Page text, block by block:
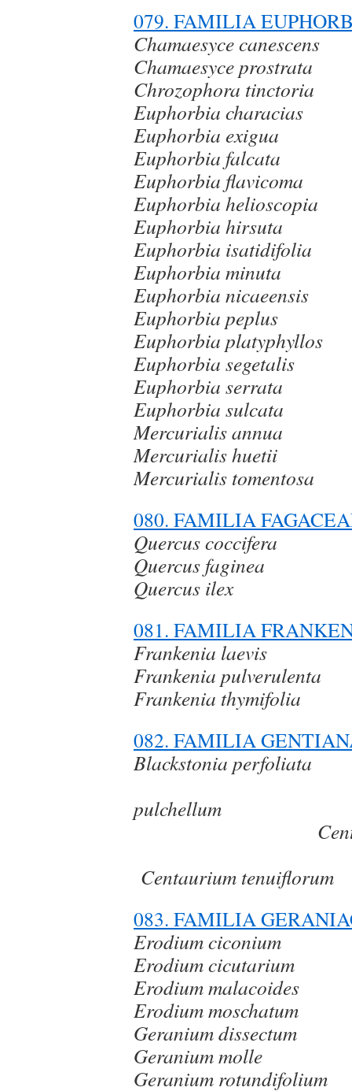
079. FAMILIA
Chamaesyce canescens
Chamaesyce prostrata
Chrozophora tinctoria
Euphorbia characias
Euphorbia exigua
Euphorbia falcata
Euphorbia flavicoma
Euphorbia helioscopia
Euphorbia hirsuta
Euphorbia isatidifolia
Euphorbia minuta
Euphorbia nicaeensis
Euphorbia peplus
Euphorbia platyphyllos
Euphorbia segetalis
Euphorbia serrata
Euphorbia sulcata
Mercurialis annua
Mercurialis huetii
Mercurialis tomentosa
080. FAMILIA
Quercus coccifera
Quercus faginea
Quercus ilex
081. FAMILIA
Frankenia laevis
Frankenia pulverulenta
Frankenia thymifolia
082. FAMILIA
Centaurium tenuiflorum
083. FAMILIA
Erodium ciconium
Erodium cicutarium
Erodium malacoides
Erodium moschatum
Geranium dissectum
Geranium molle
Geranium rotundifolium